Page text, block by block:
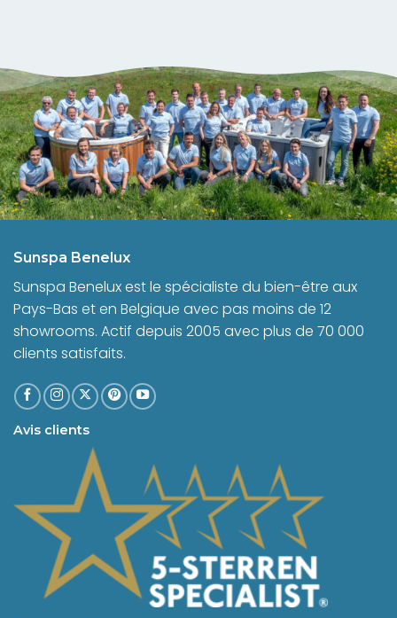
Sunspa Benelux
Sunspa Benelux est le spécialiste du bien-être aux
Pays-Bas et en Belgique avec pas moins de 12
showrooms. Actif depuis 2005 avec plus de 70 000
clients satisfaits.
Avis clients